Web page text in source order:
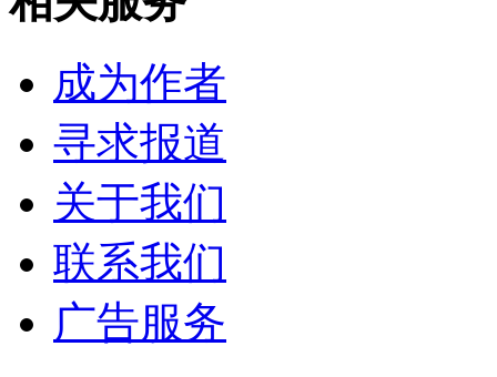
成为作者
寻求报道
关于我们
联系我们
广告服务